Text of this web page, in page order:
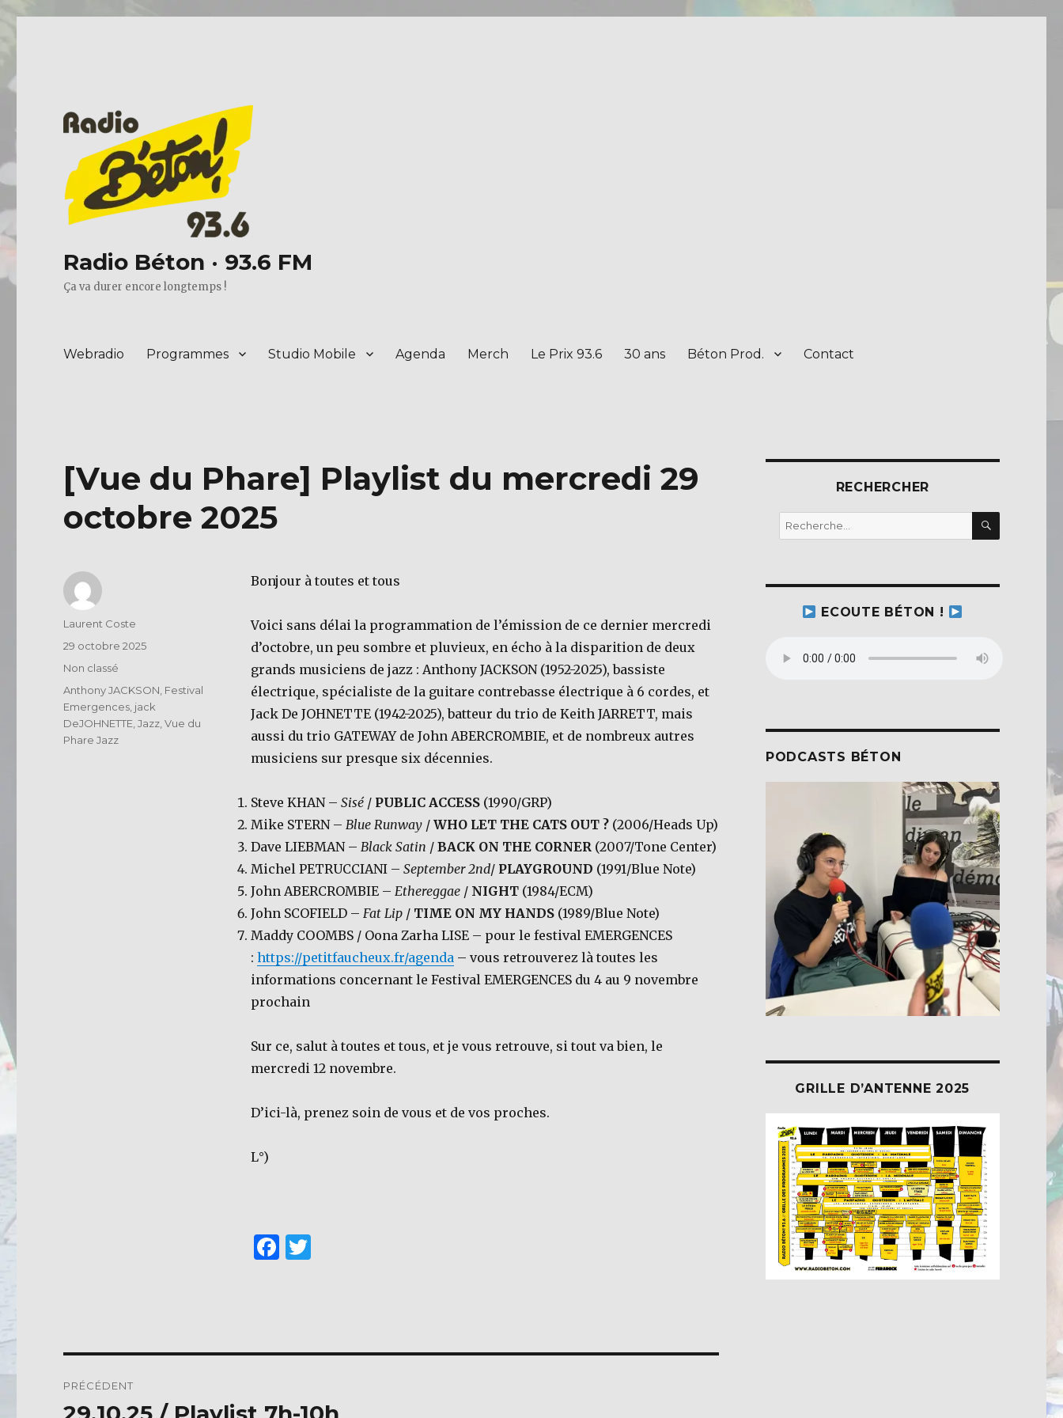
Radio Béton · 93.6 FM
Ça va durer encore longtemps !
Webradio Programmes Studio Mobile Agenda Merch Le Prix 93.6 30 ans Béton Prod. Contact
[Vue du Phare] Playlist du mercredi 29
octobre 2025
Bonjour à toutes et tous
Voici sans délai la programmation de l’émission de ce dernier mercredi
d’octobre, un peu sombre et pluvieux, en écho à la disparition de deux
grands musiciens de jazz : Anthony JACKSON (1952-2025), bassiste
électrique, spécialiste de la guitare contrebasse électrique à 6 cordes, et
Jack De JOHNETTE (1942-2025), batteur du trio de Keith JARRETT, mais
aussi du trio GATEWAY de John ABERCROMBIE, et de nombreux autres
musiciens sur presque six décennies.
Steve KHAN – Sisé/ PUBLIC ACCESS(1990/GRP)
Mike STERN – Blue Runway/ WHO LET THE CATS OUT ?(2006/Heads Up)
Dave LIEBMAN – Black Satin / BACK ON THE CORNER(2007/Tone Center)
Michel PETRUCCIANI – September 2nd/ PLAYGROUND (1991/Blue Note)
John ABERCROMBIE – Ethereggae/ NIGHT(1984/ECM)
John SCOFIELD – Fat Lip/ TIME ON MY HANDS(1989/Blue Note)
Maddy COOMBS / Oona Zarha LISE – pour le festival EMERGENCES
: https://petitfaucheux.fr/agenda– vous retrouverez là toutes les
informations concernant le Festival EMERGENCES du 4 au 9 novembre
prochain
Sur ce, salut à toutes et tous, et je vous retrouve, si tout va bien, le
mercredi 12 novembre.
D’ici-là, prenez soin de vous et de vos proches.
L°)
F
b
o
T
r
Auteur
Laurent Coste
Publié
29 octobre 2025
Catégories
Non classé
Étiquettes
Anthony JACKSON Festival
Emergences jack
DeJOHNETTE ,Jazz ,Vue du
Phare Jazz
de
PRÉCÉDENT
Publication
RECHERCHER
Recherche
pour :
ECOUTE BÉTON !
PODCASTS BÉTON
GRILLE D’ANTENNE 2025